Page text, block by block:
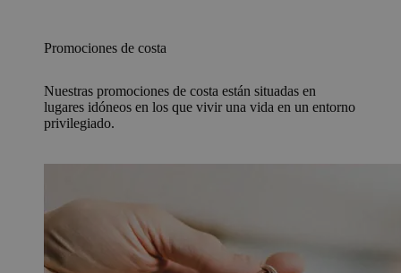
Promociones de costa
Nuestras promociones de costa están situadas en
lugares idóneos en los que vivir una vida en un entorno
privilegiado.